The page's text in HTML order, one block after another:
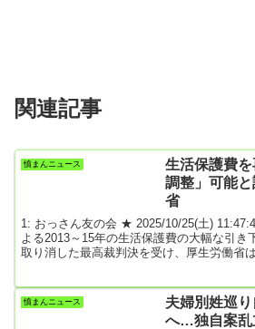
関連記事
憤まんニュース
生活保護費
調整」可能
省
1: おっさん友の会 ★ 2025/10/25(土)
よる2013～15年の生活保護費の大幅な引き
取り消した最高裁判決を受け、厚生労働省
額された全額の支給を求めている。国は食
費にあてられる生活扶助について、13年か
憤まんニュース
夫婦別姓巡
へ…独自案乱